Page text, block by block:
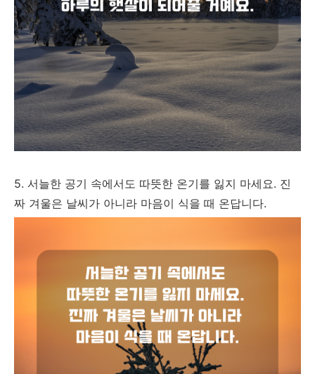
5. 서늘한 공기 속에서도 따뜻한 온기를 잃지 마세요. 진
짜 겨울은 날씨가 아니라 마음이 식을 때 온답니다.